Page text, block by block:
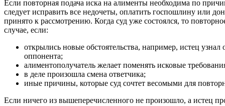
Если повторная подача иска на алименты необходима по
следует исправить все недочеты, оплатить госпошлину или
принято к рассмотрению. Когда суд уже состоялся, то
случае, если:
открылись новые обстоятельства, например, истец
оппонента;
алиментополучатель желает поменять исковые
в деле произошла смена ответчика;
иные причины, которые суд сочтет весомыми для
Если ничего из вышеперечисленного не произошло, а истец